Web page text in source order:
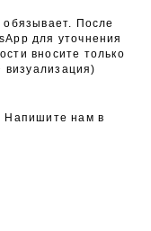
После
для уточнения
вносите только
визуализация)
Напишите нам в